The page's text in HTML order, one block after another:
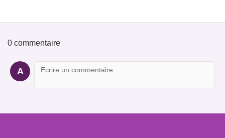
0 commentaire
A